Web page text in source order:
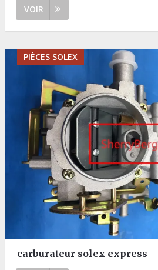
VOIR
PIÈCES SOLEX
carburateur solex express